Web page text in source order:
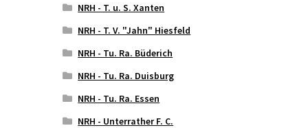
NRH - T. u. S. Xanten
NRH - T. V. "Jahn" Hiesfeld
NRH - Tu. Ra. Büderich
NRH - Tu. Ra. Duisburg
NRH - Tu. Ra. Essen
NRH - Unterrather F. C.